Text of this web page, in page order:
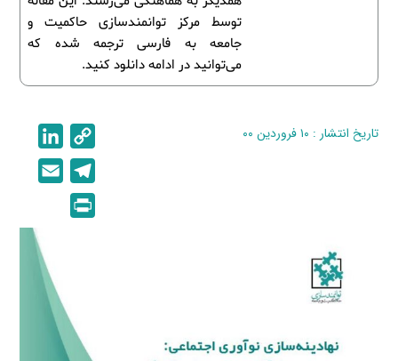
توسط مرکز توانمندسازی حاکمیت و
جامعه به فارسی ترجمه شده که
می‌توانید در ادامه دانلود کنید.
تاریخ انتشار : ۱۰ فروردین ۰۰
o
p
y
k
i
n
e
d
e
l
a
m
i
t